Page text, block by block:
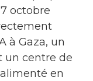
octobre
à Gaza, un
un centre de
en